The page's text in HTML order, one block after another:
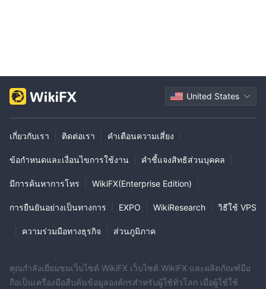
United States
เกี่ยวกับเรา ติดต่อเรา คำเตือนความเสี่ยง
ข้อกำหนดและเงื่อนไขการใช้งาน คำชี้แจงสิทธิส่วนบุคคล
มีการค้นหาการโทร WikiFX(Enterprise Edition)
การยืนยันอย่างเป็นทางการ EXPO WikiResearch วิธีใช้ VPS
ความร่วมมือทางธุรกิจ ส่วนภูมิภาค
คุณกำลังเยี่ยมชมเว็บไซต์ WikiFX เว็บไซต์ WikiFX และผลิตภัณฑ์มือ
ถือเป็นเครื่องมือสืบค้นข้อมูลองค์กรสำหรับผู้ใช้ทั่วโลก เมื่อผู้ใช้ใช้